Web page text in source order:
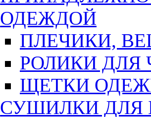
ОДЕЖДОЙ
ПЛЕЧИКИ,
РОЛИКИ ДЛЯ
ЩЕТКИ
СУШИЛКИ ДЛЯ